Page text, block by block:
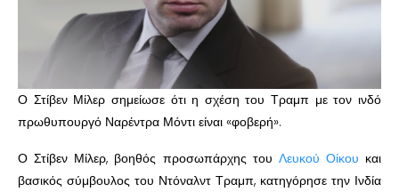
Ο Στίβεν Μίλερ σημείωσε ότι η σχέση του Τραμπ με τον ινδό
πρωθυπουργό Ναρέντρα Μόντι είναι «φοβερή».
Ο Στίβεν Μίλερ, βοηθός προσωπάρχης του Λευκού Οίκου και
βασικός σύμβουλος του Ντόναλντ Τραμπ, κατηγόρησε την Ινδία